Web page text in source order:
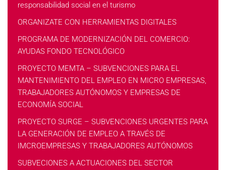
responsabilidad social en el turismo
ORGANIZATE CON HERRAMIENTAS DIGITALES
PROGRAMA DE MODERNIZACIÓN DEL COMERCIO:
AYUDAS FONDO TECNOLÓGICO
PROYECTO MEMTA – SUBVENCIONES PARA EL
MANTENIMIENTO DEL EMPLEO EN MICRO EMPRESAS,
TRABAJADORES AUTÓNOMOS Y EMPRESAS DE
ECONOMÍA SOCIAL
PROYECTO SURGE – SUBVENCIONES URGENTES PARA
LA GENERACIÓN DE EMPLEO A TRAVÉS DE
IMCROEMPRESAS Y TRABAJADORES AUTÓNOMOS
SUBVECIONES A ACTUACIONES DEL SECTOR